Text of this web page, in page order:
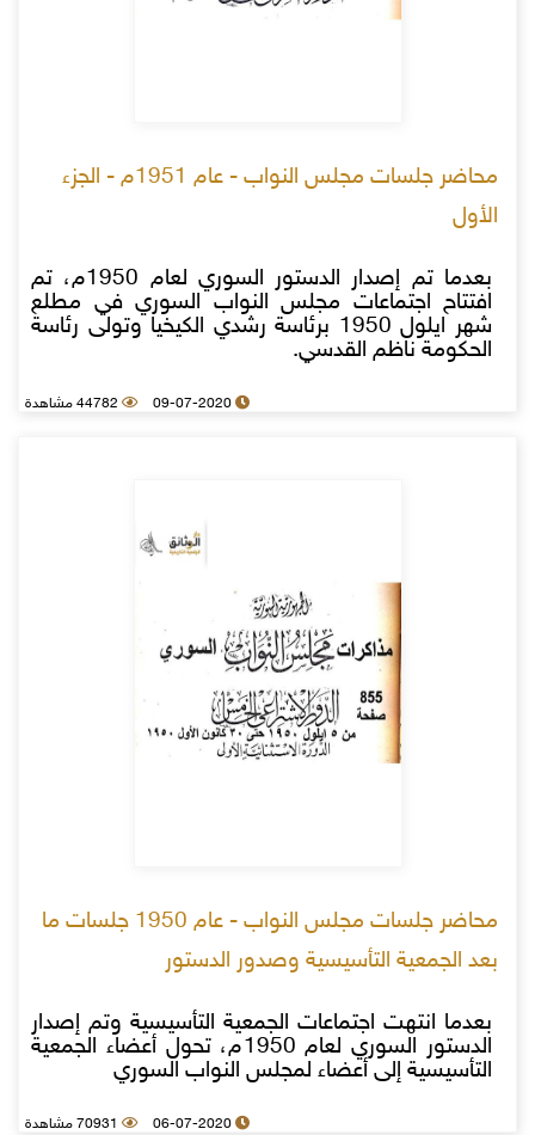
محاضر جلسات مجلس النواب - عام 1951م - الجزء
الأول
بعدما تم إصدار الدستور السوري لعام 1950م، تم
افتتاح اجتماعات مجلس النواب السوري في مطلع
شهر ايلول 1950 برئاسة رشدي الكيخيا وتولى رئاسة
الحكومة ناظم القدسي.
09-07-2020 44782 مشاهدة
محاضر جلسات مجلس النواب - عام 1950 جلسات ما
بعد الجمعية التأسيسية وصدور الدستور
بعدما انتهت اجتماعات الجمعية التأسيسية وتم إصدار
الدستور السوري لعام 1950م، تحول أعضاء الجمعية
التأسيسية إلى أعضاء لمجلس النواب السوري
06-07-2020 70931 مشاهدة